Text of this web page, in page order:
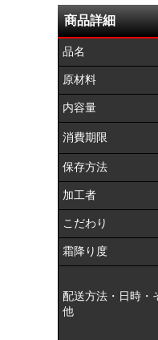
商品詳細
品名
原材料
内容量
消費期限
保存方法
加工者
こだわり
霜降り度
配送方法・日時・
他